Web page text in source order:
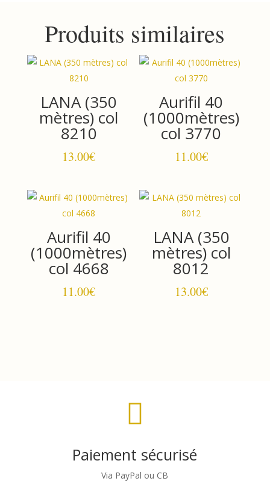
Produits similaires
LANA (350
mètres) col
8210
13.00€
Aurifil 40
(1000mètres)
col 3770
11.00€
Aurifil 40
(1000mètres)
col 4668
11.00€
LANA (350
mètres) col
8012
13.00€

Paiement sécurisé
Via PayPal ou CB